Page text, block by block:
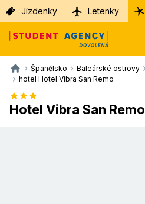
Jízdenky Letenky
Španělsko Baleárské ostrovy
hotel Hotel Vibra San Remo
Hotel Vibra San Remo